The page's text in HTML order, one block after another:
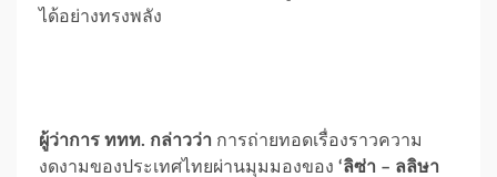
ได้อย่างทรงพลัง
ผู้ว่าการ ททท. กล่าวว่า การถ่ายทอดเรื่องราวความ
งดงามของประเทศไทยผ่านมุมมองของ ‘ลิซ่า – ลลิษา